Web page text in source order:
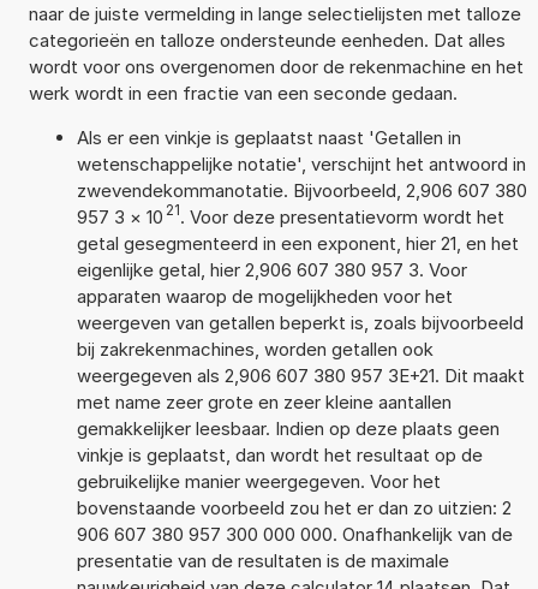
naar de juiste vermelding in lange selectielijsten met talloze
categorieën en talloze ondersteunde eenheden. Dat alles
wordt voor ons overgenomen door de rekenmachine en het
werk wordt in een fractie van een seconde gedaan.
Als er een vinkje is geplaatst naast 'Getallen in
wetenschappelijke notatie', verschijnt het antwoord in
zwevendekommanotatie. Bijvoorbeeld, 2,906 607 380
957 3 × 10 21. Voor deze presentatievorm wordt het
getal gesegmenteerd in een exponent, hier 21, en het
eigenlijke getal, hier 2,906 607 380 957 3. Voor
apparaten waarop de mogelijkheden voor het
weergeven van getallen beperkt is, zoals bijvoorbeeld
bij zakrekenmachines, worden getallen ook
weergegeven als 2,906 607 380 957 3E+21. Dit maakt
met name zeer grote en zeer kleine aantallen
gemakkelijker leesbaar. Indien op deze plaats geen
vinkje is geplaatst, dan wordt het resultaat op de
gebruikelijke manier weergegeven. Voor het
bovenstaande voorbeeld zou het er dan zo uitzien: 2
906 607 380 957 300 000 000. Onafhankelijk van de
presentatie van de resultaten is de maximale